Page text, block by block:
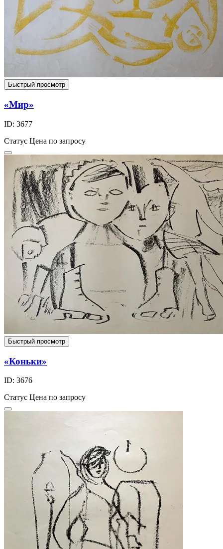
Быстрый просмотр
«Мир»
ID: 3677
Статус Цена по запросу
Быстрый просмотр
«Коньки»
ID: 3676
Статус Цена по запросу